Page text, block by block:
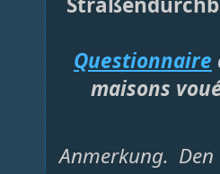
Questionnaire
maisons
Anmerkung.